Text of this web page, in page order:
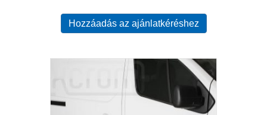
Hozzáadás az ajánlatkéréshez